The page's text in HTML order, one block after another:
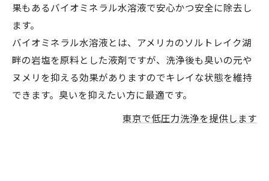
果もあるバイオミネラル水溶液で安心かつ安全に除去し
ます。
バイオミネラル水溶液とは、アメリカのソルトレイク湖
畔の岩塩を原料とした液剤ですが、洗浄後も臭いの元や
ヌメリを抑える効果がありますのでキレイな状態を維持
できます。臭いを抑えたい方に最適です。
東京で低圧力洗浄を提供します